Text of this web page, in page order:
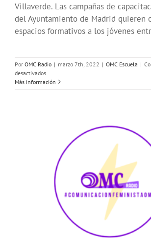
Villaverde. Las campañas de
del Ayuntamiento de Madrid quieren
espacios formativos a los jóvenes
Por OMC Radio | marzo 7th, 2022 | OMC Escuela |
desactivadosen
Campaña
de
#PrimaveraJoven2022
Más información